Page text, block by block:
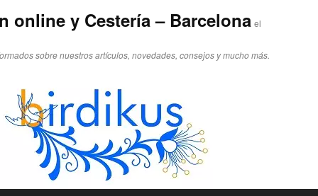
online y Cestería – Barcelona el
sobre nuestros artículos, novedades, consejos y mucho más.